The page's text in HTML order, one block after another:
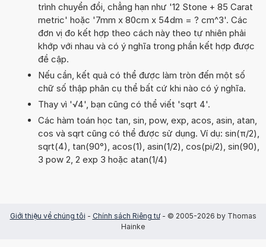
trình chuyển đổi, chẳng hạn như '12 Stone + 85 Carat
metric' hoặc '7mm x 80cm x 54dm = ? cm^3'. Các
đơn vị đo kết hợp theo cách này theo tự nhiên phải
khớp với nhau và có ý nghĩa trong phần kết hợp được
đề cập.
Nếu cần, kết quả có thể được làm tròn đến một số
chữ số thập phân cụ thể bất cứ khi nào có ý nghĩa.
Thay vì '√4', bạn cũng có thể viết 'sqrt 4'.
Các hàm toán học tan, sin, pow, exp, acos, asin, atan,
cos và sqrt cũng có thể được sử dụng. Ví dụ: sin(π/2),
sqrt(4), tan(90°), acos(1), asin(1/2), cos(pi/2), sin(90),
3 pow 2, 2 exp 3 hoặc atan(1/4)
Giới thiệu về chúng tôi - Chính sách Riêng tư- © 2005-2026 by Thomas
Hainke